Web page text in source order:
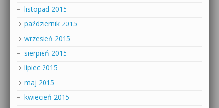
listopad 2015
październik 2015
wrzesień 2015
sierpień 2015
lipiec 2015
maj 2015
kwiecień 2015